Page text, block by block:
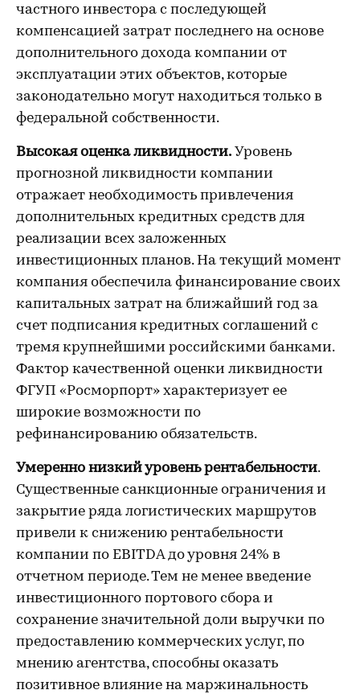
частного инвестора с последующей
компенсацией затрат последнего на основе
дополнительного дохода компании от
эксплуатации этих объектов, которые
законодательно могут находиться только в
федеральной собственности.
Высокая оценка ликвидности. Уровень
прогнозной ликвидности компании
отражает необходимость привлечения
дополнительных кредитных средств для
реализации всех заложенных
инвестиционных планов. На текущий момент
компания обеспечила финансирование своих
капитальных затрат на ближайший год за
счет подписания кредитных соглашений с
тремя крупнейшими российскими банками.
Фактор качественной оценки ликвидности
ФГУП «Росморпорт» характеризует ее
широкие возможности по
рефинансированию обязательств.
Умеренно низкий уровень рентабельности.
Существенные санкционные ограничения и
закрытие ряда логистических маршрутов
привели к снижению рентабельности
компании по EBITDA до уровня 24% в
отчетном периоде. Тем не менее введение
инвестиционного портового сбора и
сохранение значительной доли выручки по
предоставлению коммерческих услуг, по
мнению агентства, способны оказать
позитивное влияние на маржинальность